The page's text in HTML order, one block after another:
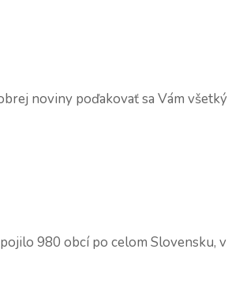
noviny poďakovať sa Vám
980 obcí po celom Slovensku,